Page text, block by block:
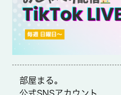
賃貸区分/契約期間
一般/-
取引形態
備考
部屋まる。
公式SNSアカウント